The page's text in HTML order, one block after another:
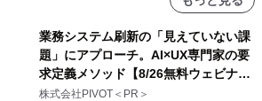
業務システム刷新の「見えていない課
題」にアプローチ。AI×UX専門家の要
求定義メソッド【8/26無料ウェビナ
ー】株式会社PIVOT
株式会社PIVOT＜PR＞